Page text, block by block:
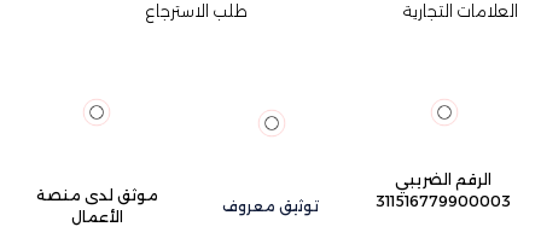
طلب الاسترجاع
العلامات التجارية
الرقم الضريبي
311516779900003
توثيق معروف
موثق لدى منصة
الأعمال